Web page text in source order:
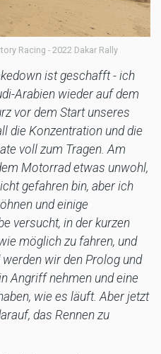
Racing - 2022 Dakar Rally
ist geschafft - ich
Arabien wieder auf dem
vor dem Start unseres
die Konzentration und die
voll zum Tragen. Am
Motorrad etwas unwohl,
gefahren bin, aber ich
und einige
versucht, in der kurzen
möglich zu fahren, und
wir den Prolog und
Angriff nehmen und eine
wie es läuft. Aber jetzt
das Rennen zu